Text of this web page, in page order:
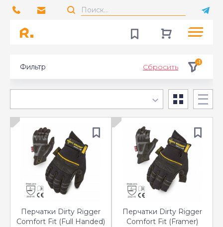
Фильтр Сбросить
-1
Перчатки Dirty Rigger
Comfort Fit (Full Handed)
Перчатки Dirty Rigger
Comfort Fit (Framer)